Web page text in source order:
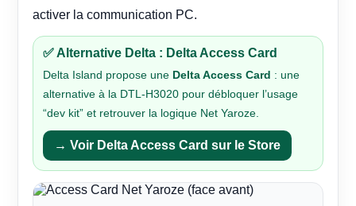
activer la communication PC.
✅ Alternative Delta : Delta Access Card
Delta Island propose une Delta Access Card : une
alternative à la DTL-H3020 pour débloquer l’usage
“dev kit” et retrouver la logique Net Yaroze.
→ Voir Delta Access Card sur le Store